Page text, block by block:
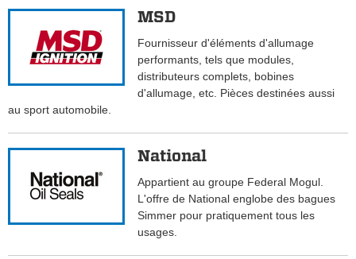
MSD
Fournisseur d'éléments d'allumage
performants, tels que modules,
distributeurs complets, bobines
d'allumage, etc. Pièces destinées aussi
au sport automobile.
National
Appartient au groupe Federal Mogul.
L'offre de National englobe des bagues
Simmer pour pratiquement tous les
usages.